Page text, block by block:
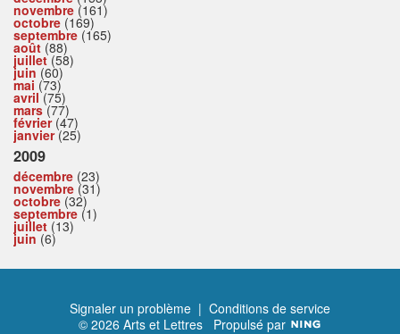
novembre (161)
octobre (169)
septembre (165)
août (88)
juillet(58)
juin (60)
mai (73)
avril(75)
mars(77)
février(47)
janvier(25)
2009
décembre (23)
novembre (31)
octobre (32)
septembre (1)
juillet (13)
juin (6)
Signaler un problème | Conditions de service
© 2026 Arts et Lettres Propulsé par